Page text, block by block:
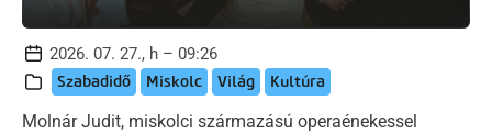
2026. 07. 27., h – 09:26
Szabadidő Miskolc Világ Kultúra
Molnár Judit, miskolci származású operaénekessel